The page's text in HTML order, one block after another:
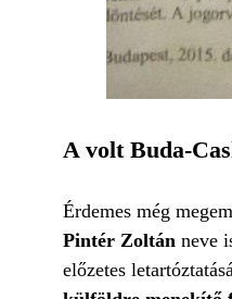
A volt Buda-
Érdemes még
Pintér Zoltán neve
előzetes